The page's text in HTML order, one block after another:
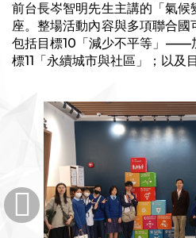
前台長岑智明先生主講的「氣
座。整場活動內容與多項聯合
包括目標10「減少不平等」——
標11「永續城市與社區」；以及